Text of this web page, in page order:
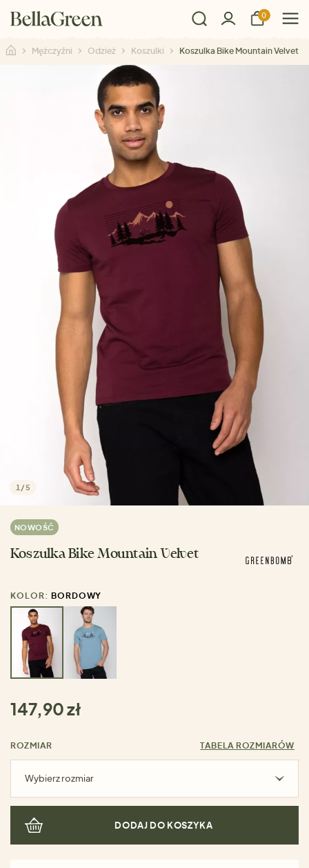
0
Mężczyźni Odzież Koszulki Koszulka Bike Mountain Velvet
1 /5
NOWOŚĆ
Koszulka Bike Mountain Velvet
KOLOR: BORDOWY
147,90 zł
ROZMIAR TABELA ROZMIARÓW
Wybierz rozmiar
DODAJ DO KOSZYKA